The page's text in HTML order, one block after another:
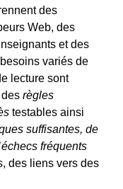
des
Web, des
et des
variés de
lecture sont
des règles
testables ainsi
suffisantes, de
échecs fréquents
des liens vers des